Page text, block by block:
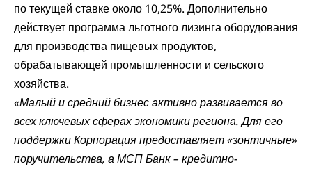
по текущей ставке около 10,25%. Дополнительно
действует программа льготного лизинга оборудования
для производства пищевых продуктов,
обрабатывающей промышленности и сельского
хозяйства.
«Малый и средний бизнес активно развивается во
всех ключевых сферах экономики региона. Для его
поддержки Корпорация предоставляет «зонтичные»
поручительства, а МСП Банк – кредитно-